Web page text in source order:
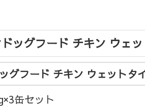
ッグフード チキン ウェ
グフード チキン ウェットタ
缶セット